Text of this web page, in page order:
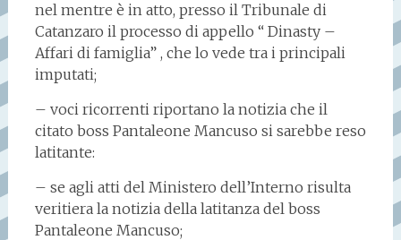
nel mentre è in atto, presso il Tribunale di
Catanzaro il processo di appello “ Dinasty –
Affari di famiglia” , che lo vede tra i principali
imputati;
– voci ricorrenti riportano la notizia che il
citato boss Pantaleone Mancuso si sarebbe reso
latitante:
– se agli atti del Ministero dell’Interno risulta
veritiera la notizia della latitanza del boss
Pantaleone Mancuso;